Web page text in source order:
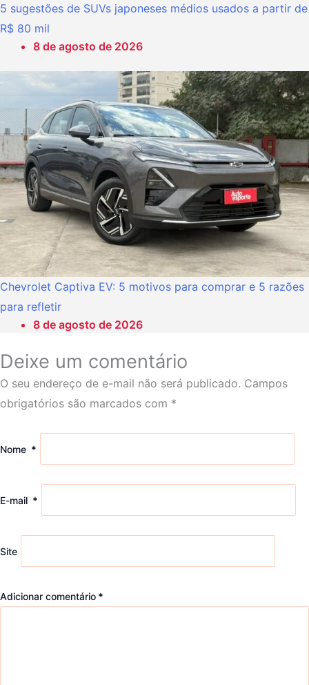
5 sugestões de SUVs japoneses médios usados a partir de
R$ 80 mil
8 de agosto de 2026
Chevrolet Captiva EV: 5 motivos para comprar e 5 razões
para refletir
8 de agosto de 2026
Deixe um comentário
O seu endereço de e-mail não será publicado. Campos
obrigatórios são marcados com *
Nome *
E-mail *
Site
Adicionar comentário *